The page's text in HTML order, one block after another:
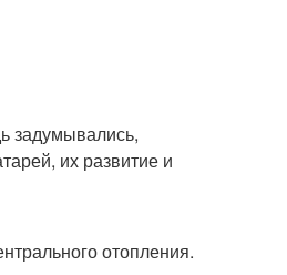
задумывались,
их развитие и
отопления.